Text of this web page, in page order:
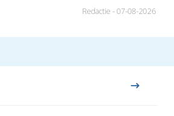
Redactie - 07-08-2026